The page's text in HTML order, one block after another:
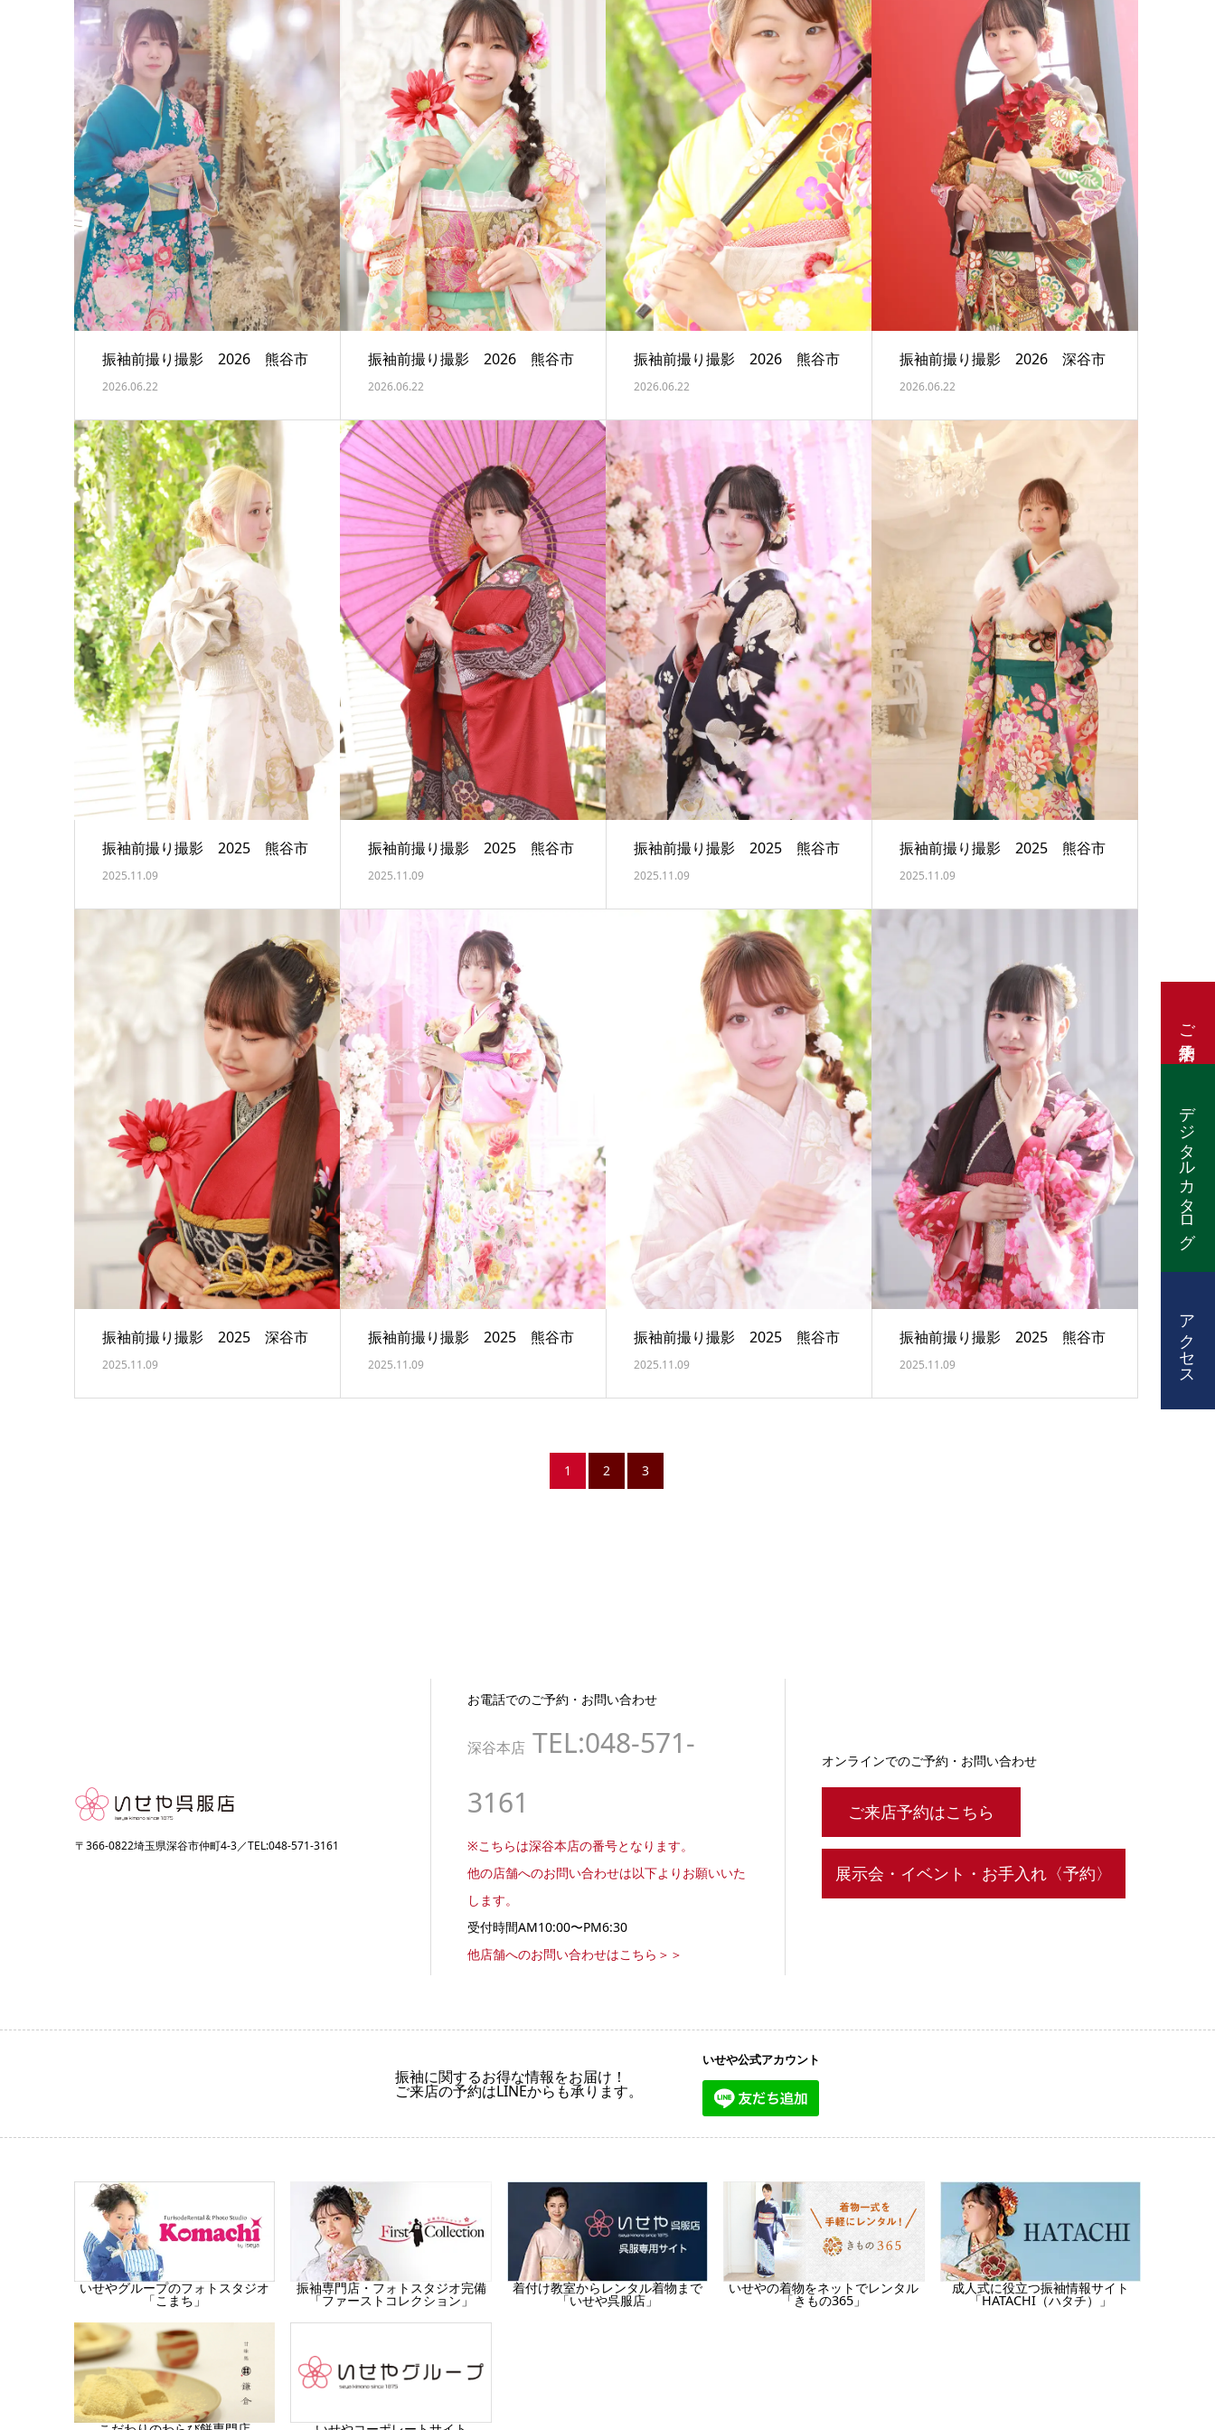
ご来店予約
デジタルカタログ
アクセス
振袖前撮り撮影 2026 熊谷市
2026.06.22
振袖前撮り撮影 2026 熊谷市
2026.06.22
振袖前撮り撮影 2026 熊谷市
2026.06.22
振袖前撮り撮影 2026 深谷市
2026.06.22
振袖前撮り撮影 2025 熊谷市
2025.11.09
振袖前撮り撮影 2025 熊谷市
2025.11.09
振袖前撮り撮影 2025 熊谷市
2025.11.09
振袖前撮り撮影 2025 熊谷市
2025.11.09
振袖前撮り撮影 2025 深谷市
2025.11.09
振袖前撮り撮影 2025 熊谷市
2025.11.09
振袖前撮り撮影 2025 熊谷市
2025.11.09
振袖前撮り撮影 2025 熊谷市
2025.11.09
1 2 3
〒366-0822埼玉県深谷市仲町4-3／TEL:048-571-3161
お電話でのご予約・お問い合わせ
深谷本店TEL:048-571-
3161
※こちらは深谷本店の番号となります。
他の店舗へのお問い合わせは以下よりお願いいた
します。
受付時間AM10:00〜PM6:30
他店舗へのお問い合わせはこちら＞＞
オンラインでのご予約・お問い合わせ
ご来店予約はこちら
展示会・イベント・お手入れ〈予約〉
振袖に関するお得な情報をお届け！
ご来店の予約はLINEからも承ります。
いせや公式アカウント
いせやグループのフォトスタジオ
「こまち」
振袖専門店・フォトスタジオ完備
「ファーストコレクション」
着付け教室からレンタル着物まで
「いせや呉服店」
いせやの着物をネットでレンタル
「きもの365」
成人式に役立つ振袖情報サイト
「HATACHI（ハタチ）」